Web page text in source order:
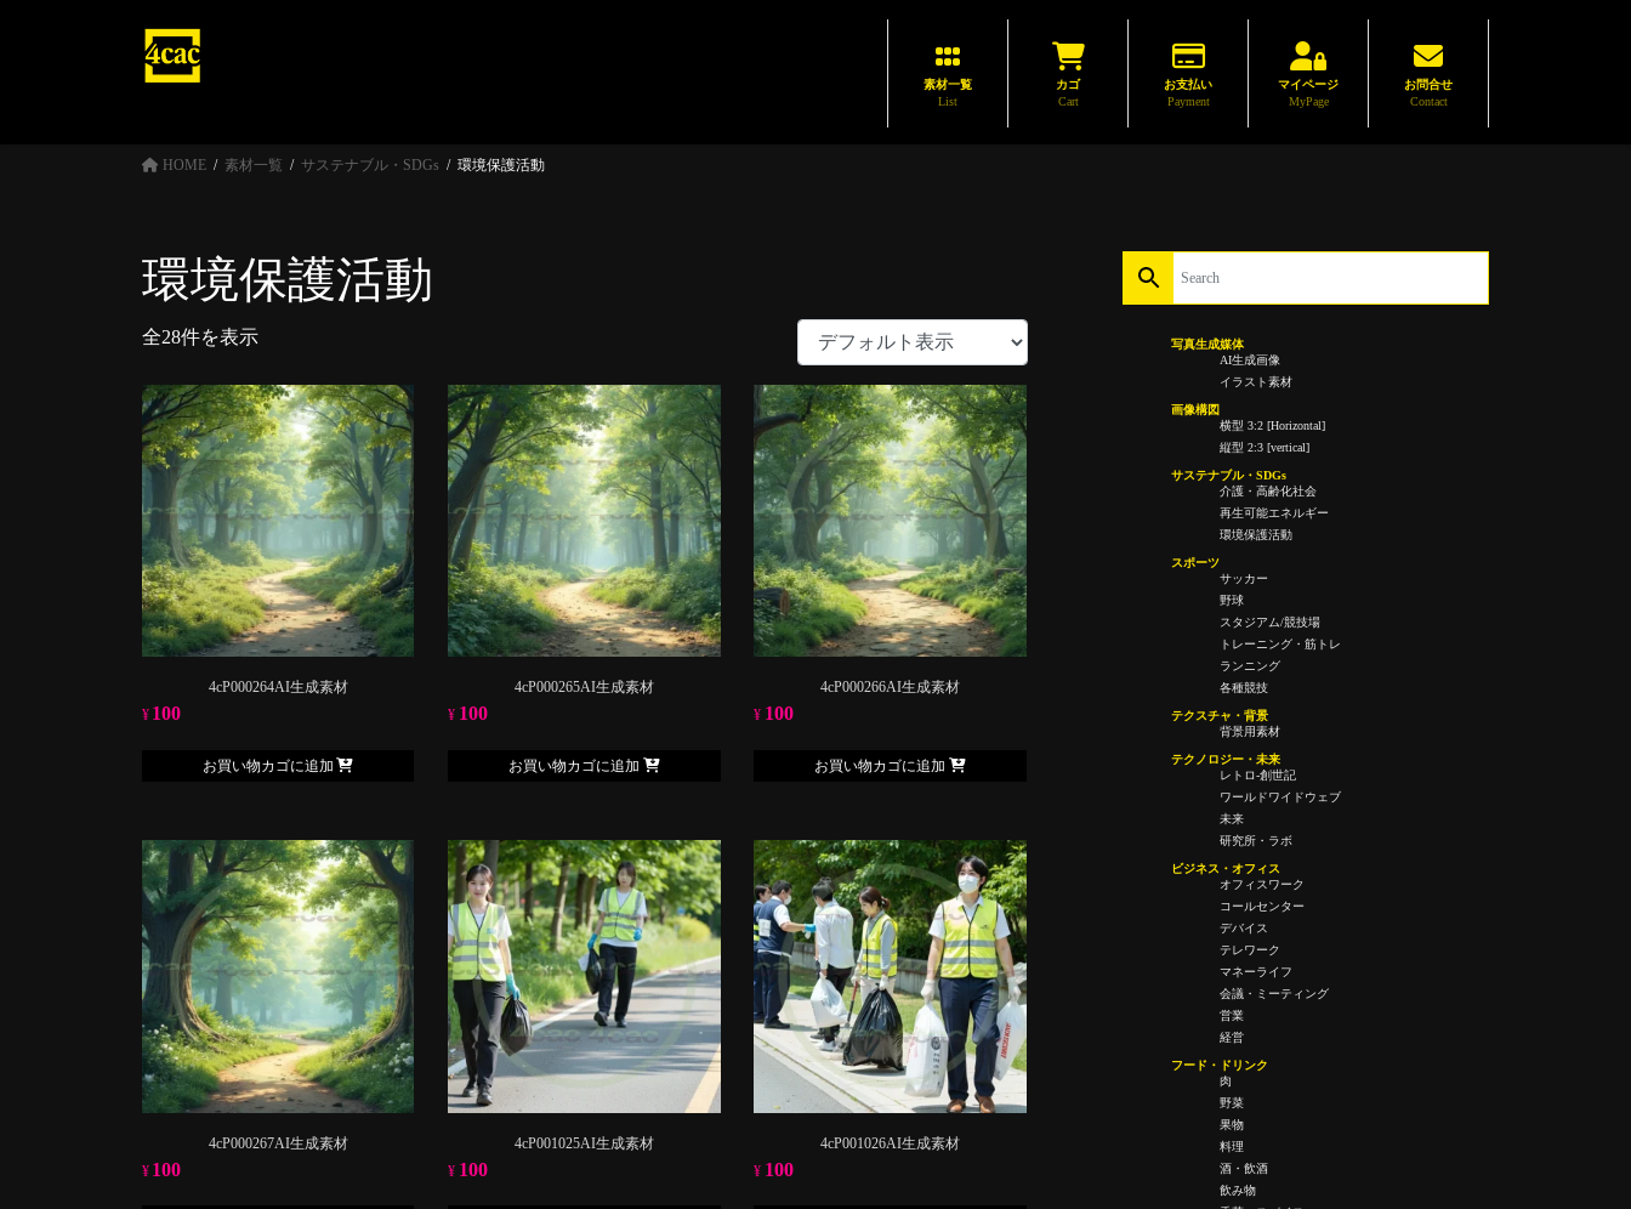
素材一覧
List
カゴ
Cart
お支払い
Payment
マイページ
MyPage
お問合せ
Contact
HOME 素材一覧 サステナブル・SDGs 環境保護活動
環境保護活動
全28件を表示
4cP000264AI生成素材
¥ 100
お買い物カゴに追加
4cP000265AI生成素材
¥ 100
お買い物カゴに追加
4cP000266AI生成素材
¥ 100
お買い物カゴに追加
4cP000267AI生成素材
¥ 100
4cP001025AI生成素材
¥ 100
4cP001026AI生成素材
¥ 100
写真生成媒体
AI生成画像
イラスト素材
画像構図
横型 3:2 [Horizontal]
縦型 2:3 [vertical]
サステナブル・SDGs
介護・高齢化社会
再生可能エネルギー
環境保護活動
スポーツ
サッカー
野球
スタジアム/競技場
トレーニング・筋トレ
ランニング
各種競技
テクスチャ・背景
背景用素材
テクノロジー・未来
レトロ-創世記
ワールドワイドウェブ
未来
研究所・ラボ
ビジネス・オフィス
オフィスワーク
コールセンター
デバイス
テレワーク
マネーライフ
会議・ミーティング
営業
経営
フード・ドリンク
肉
野菜
果物
料理
酒・飲酒
飲み物